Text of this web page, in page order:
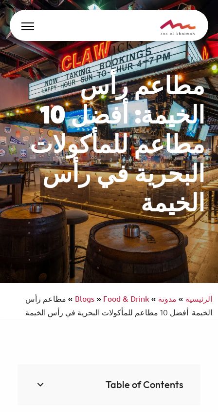
العروض
دع الإلهام يقودك
أين تقيم
أبرز الفعاليات والأنشطة
خطط لرحلتك
🇸🇦
AR الفعاليات يبحث
مطاعم رأس
الخيمة: أفضل 10
مطاعم للمأكولات
البحرية في رأس
الخيمة
الرئيسية»مدونة»
Blogs»Food & Drink
»مطاعم رأس
الخيمة: أفضل 10 مطاعم للمأكولات البحرية في رأس الخيمة
Table of Contents